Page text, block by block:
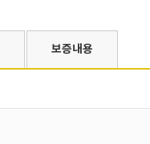
보증내용